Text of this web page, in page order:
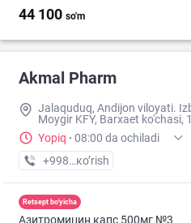
44 100 so'm
Akmal Pharm
Jalaquduq, Andijon viloyati.
Moygir KFY, Barxaet ko'chasi, 1
Yopiq · 08:00 da ochiladi
+998 (90) XXX-XX-XX
кo’rish
Retsept bo'yicha
Азитромицин капс 500мг №3